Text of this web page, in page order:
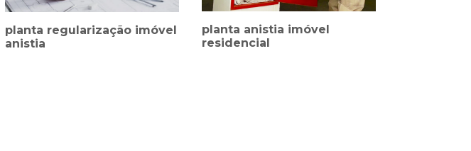
planta regularização imóvel
anistia
planta anistia imóvel
residencial